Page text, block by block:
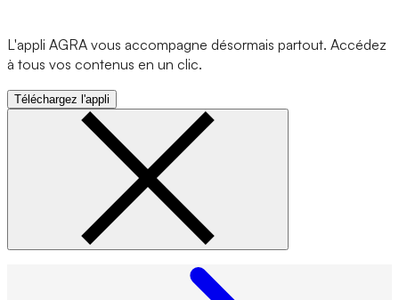
L'appli AGRA vous accompagne désormais partout. Accédez
à tous vos contenus en un clic.
Téléchargez l'appli